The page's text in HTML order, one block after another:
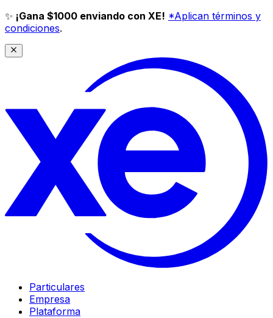
✨ ¡Gana $1000 enviando con XE! *Aplican términos y
condiciones.
Particulares
Empresa
Plataforma